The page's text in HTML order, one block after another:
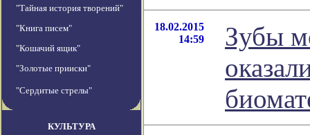
"Тайная история творений"
"Книга писем"
"Кошачий ящик"
"Золотые прииски"
"Сердитые стрелы"
КУЛЬТУРА
18.02.2015
14:59
Зубы